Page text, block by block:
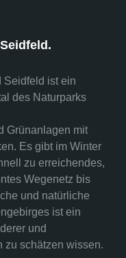
Seidfeld ist ein
des Naturparks
Grünanlagen mit
Es gibt im Winter
zu erreichendes,
Wegenetz bis
und natürliche
ist ein
und
zu schätzen wissen.